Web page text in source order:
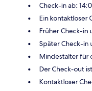
Check-in ab:
Ein kontaktloser
Früher Check-
Später Check-
Mindestalter für
Der Check-out
Kontaktloser